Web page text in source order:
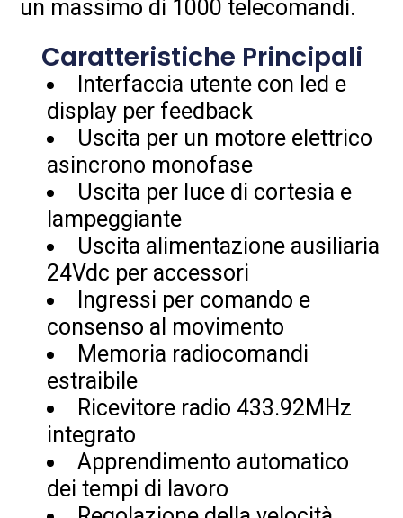
un massimo di 1000 telecomandi.
Caratteristiche Principali
Interfaccia utente con led e
display per feedback
Uscita per un motore elettrico
asincrono monofase
Uscita per luce di cortesia e
lampeggiante
Uscita alimentazione ausiliaria
24Vdc per accessori
Ingressi per comando e
consenso al movimento
Memoria radiocomandi
estraibile
Ricevitore radio 433.92MHz
integrato
Apprendimento automatico
dei tempi di lavoro